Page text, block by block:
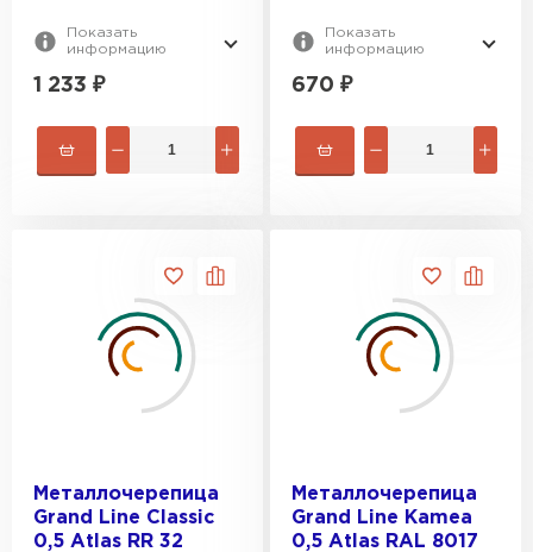
Показать
информацию
1 233 ₽
Показать
информацию
670 ₽
Металлочерепица
Grand Line Classic
0,5 Atlas RR 32
Металлочерепица
Grand Line Kamea
0,5 Atlas RAL 8017